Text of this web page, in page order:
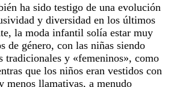
ha sido testigo de una evolución
y diversidad en los últimos
la moda infantil solía estar muy
de género, con las niñas siendo
tradicionales y «femeninos», como
que los niños eran vestidos con
menos llamativas, a menudo